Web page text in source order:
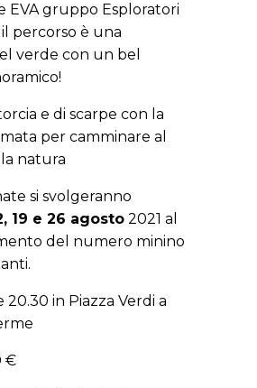
EVA gruppo Esploratori
il percorso è una
verde con un bel
e di scarpe con la
per camminare al
natura
si svolgeranno
19 e 26 agosto 2021 al
del numero minino
20.30 in Piazza Verdi a
€